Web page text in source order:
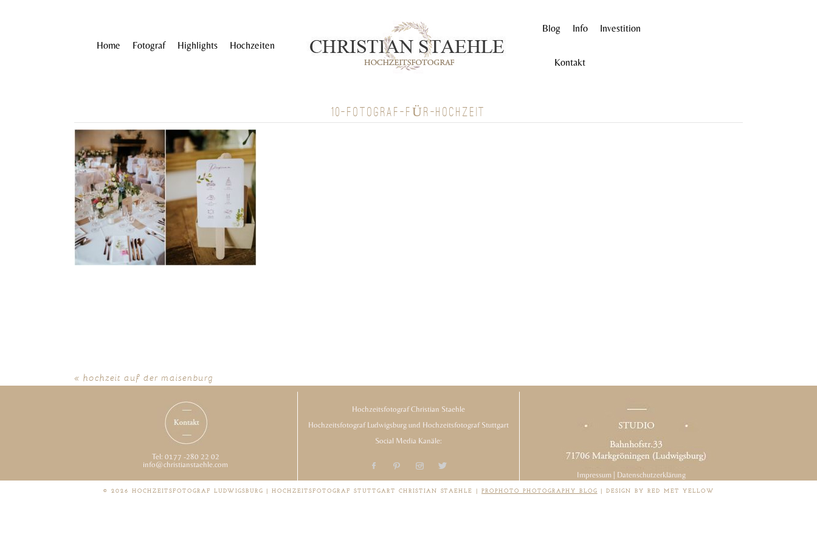
Home Fotograf Highlights Hochzeiten
Blog Info Investition
Kontakt
10-FOTOGRAF-FÜR-HOCHZEIT
« hochzeit auf der maisenburg
Tel: 0177 -280 22 02
info@christianstaehle.com
Hochzeitsfotograf Christian Staehle
Hochzeitsfotograf Ludwigsburg und Hochzeitsfotograf Stuttgart
Social Media Kanäle:
Impressum Datenschutzerklärung
© 2026 HOCHZEITSFOTOGRAF LUDWIGSBURG | HOCHZEITSFOTOGRAF STUTTGART CHRISTIAN STAEHLE PROPHOTO PHOTOGRAPHY BLOG DESIGN BY RED MET YELLOW